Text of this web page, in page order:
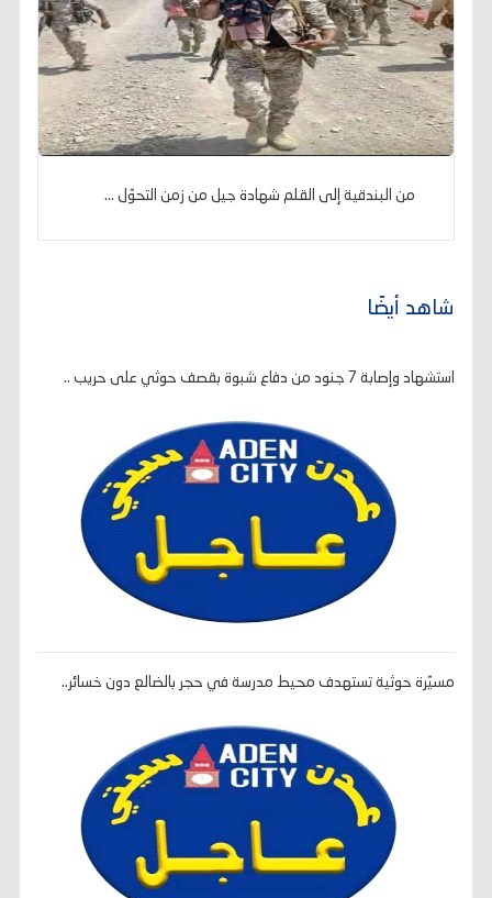
من البندقية إلى القلم شهادة جيل من زمن التحوّل ...
شاهد أيضًا
استشهاد وإصابة 7 جنود من دفاع شبوة بقصف حوثي على حريب ..
مسيّرة حوثية تستهدف محيط مدرسة في حجر بالضالع دون خسائر..